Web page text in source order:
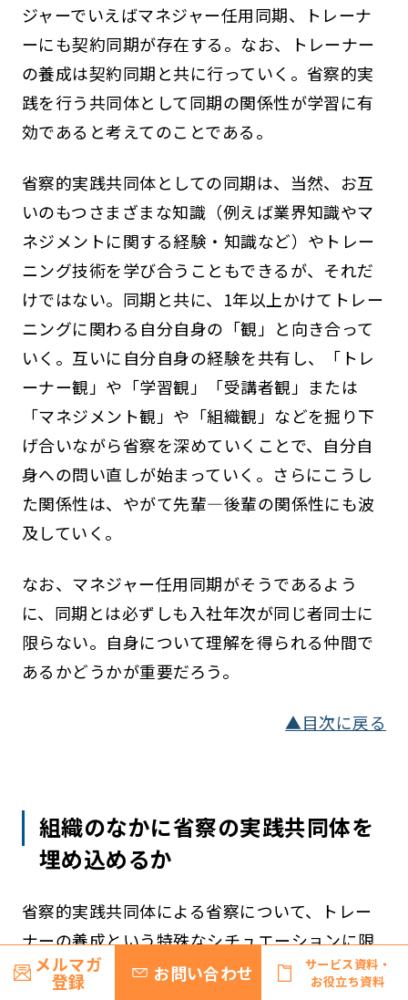
ジャーでいえばマネジャー任用同期、トレーナ
ーにも契約同期が存在する。なお、トレーナー
の養成は契約同期と共に行っていく。省察的実
践を行う共同体として同期の関係性が学習に有
効であると考えてのことである。
省察的実践共同体としての同期は、当然、お互
いのもつさまざまな知識（例えば業界知識やマ
ネジメントに関する経験・知識など）やトレー
ニング技術を学び合うこともできるが、それだ
けではない。同期と共に、1年以上かけてトレー
ニングに関わる自分自身の「観」と向き合って
いく。互いに自分自身の経験を共有し、「トレ
ーナー観」や「学習観」「受講者観」または
「マネジメント観」や「組織観」などを掘り下
げ合いながら省察を深めていくことで、自分自
身への問い直しが始まっていく。さらにこうし
た関係性は、やがて先輩―後輩の関係性にも波
及していく。
なお、マネジャー任用同期がそうであるよう
に、同期とは必ずしも入社年次が同じ者同士に
限らない。自身について理解を得られる仲間で
あるかどうかが重要だろう。
▲目次に戻る
組織のなかに省察の実践共同体を
埋め込めるか
省察的実践共同体による省察について、トレー
ナーの養成という特殊なシチュエーションに限
定せず、職場に実装していくにはどうしたらよ
メルマガ
登録 お問い合わせ
サービス資料・
お役立ち資料